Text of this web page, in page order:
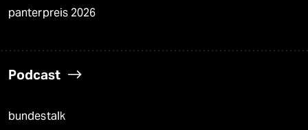
panterpreis 2026
Podcast
bundestalk